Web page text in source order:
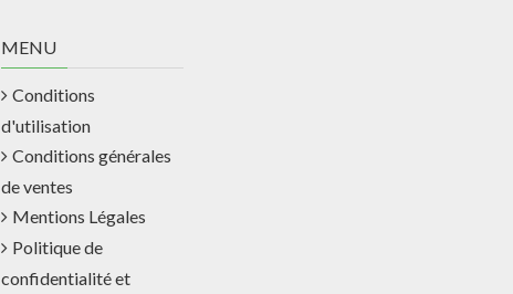
MENU
Conditions
d'utilisation
Conditions générales
de ventes
Mentions Légales
Politique de
confidentialité et